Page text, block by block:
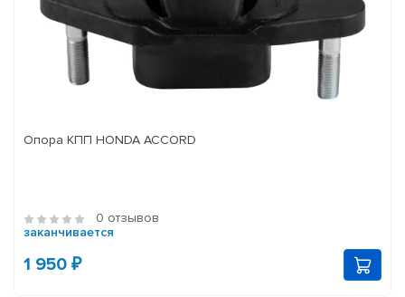
Опора КПП HONDA ACCORD
0 отзывов
заканчивается
1 950 ₽